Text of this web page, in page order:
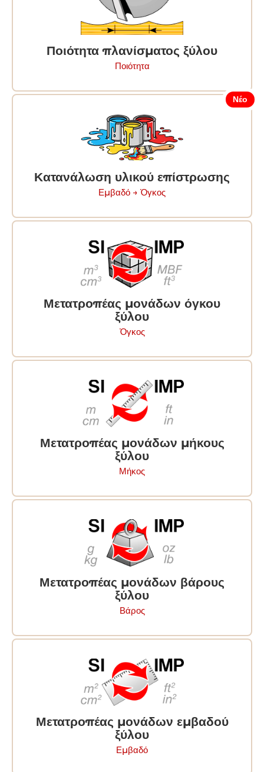
Ποιότητα πλανίσματος ξύλου
Ποιότητα
Νέο
Κατανάλωση υλικού επίστρωσης
Εμβαδό → Ὀγκος
Μετατροπέας μονάδων όγκου
ξύλου
Ὀγκος
Μετατροπέας μονάδων μήκους
ξύλου
Μήκος
Μετατροπέας μονάδων βάρους
ξύλου
Βάρος
Μετατροπέας μονάδων εμβαδού
ξύλου
Εμβαδό